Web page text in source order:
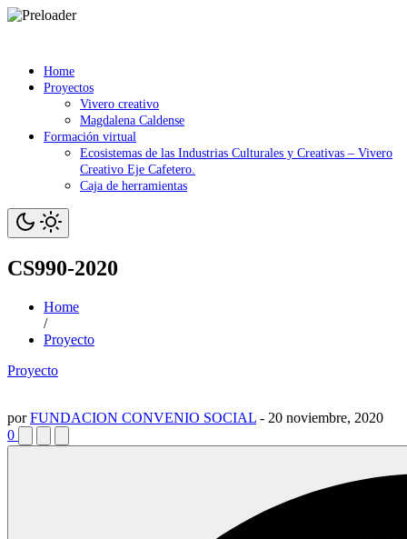
Home
Proyectos
Vivero creativo
Magdalena Caldense
Formación virtual
Ecosistemas de las Industrias Culturales y Creativas – Vivero
Creativo Eje Cafetero.
Caja de herramientas
CS990-2020
Home
/
Proyecto
Proyecto
porFUNDACION CONVENIO SOCIAL - 20 noviembre, 2020
0